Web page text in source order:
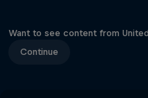
Want to see content from
Continue